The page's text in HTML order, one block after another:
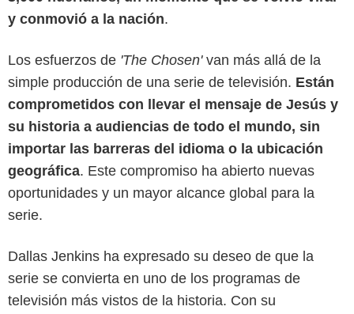
y conmovió a la nación.
Los esfuerzos de 'The Chosen'van más allá de la
simple producción de una serie de televisión. Están
comprometidos con llevar el mensaje de Jesús y
su historia a audiencias de todo el mundo, sin
importar las barreras del idioma o la ubicación
geográfica. Este compromiso ha abierto nuevas
oportunidades y un mayor alcance global para la
serie.
Dallas Jenkins ha expresado su deseo de que la
serie se convierta en uno de los programas de
televisión más vistos de la historia. Con su